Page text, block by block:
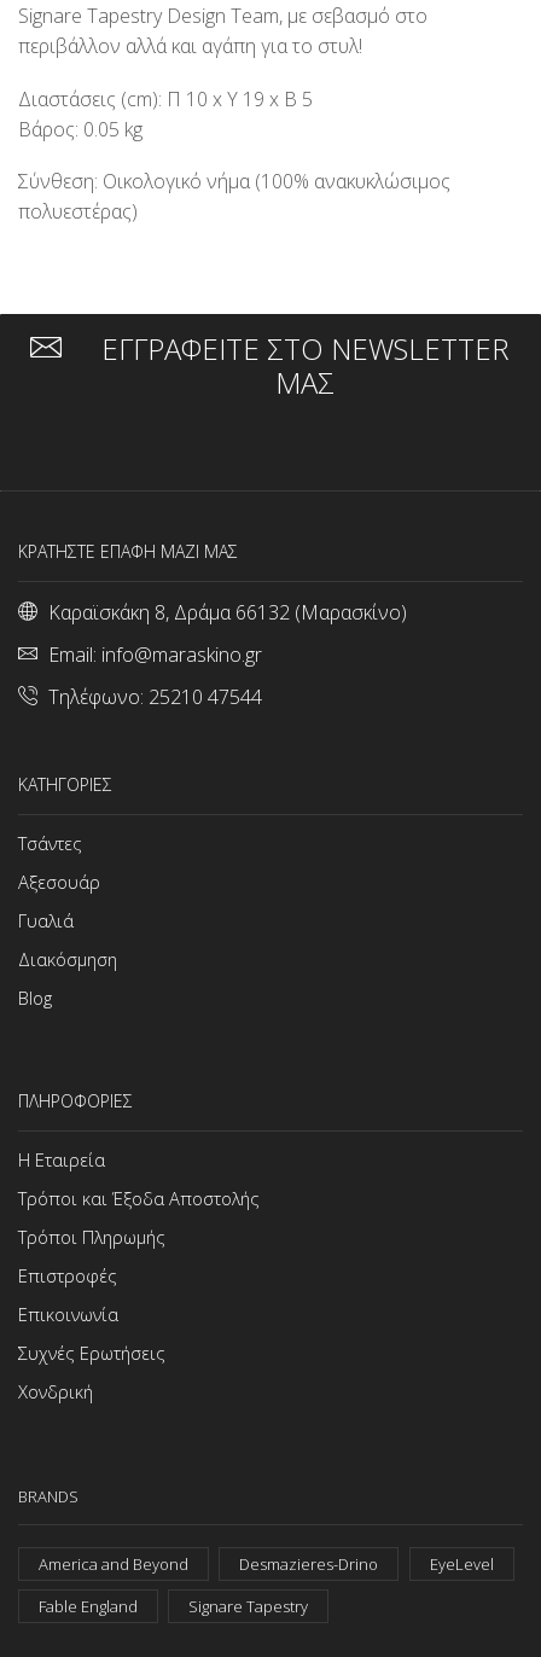
Signare Tapestry Design Team, με σεβασμό στο
περιβάλλον αλλά και αγάπη για το στυλ!
Διαστάσεις (cm): Π 10 x Υ 19 x Β 5
Βάρος: 0.05 kg
Σύνθεση: Οικολογικό νήμα (100% ανακυκλώσιμος
πολυεστέρας)
ΕΓΓΡΑΦΕΙΤΕ ΣΤΟ NEWSLETTER
ΜΑΣ
ΚΡΑΤΗΣΤΕ ΕΠΑΦΗ ΜΑΖΙ ΜΑΣ
Καραϊσκάκη 8, Δράμα 66132 (Μαρασκίνο)
Email: info@maraskino.gr
Τηλέφωνο: 25210 47544
ΚΑΤΗΓΟΡΙΕΣ
Τσάντες
Αξεσουάρ
Γυαλιά
Διακόσμηση
Blog
ΠΛΗΡΟΦΟΡΙΕΣ
Η Εταιρεία
Τρόποι και Έξοδα Αποστολής
Τρόποι Πληρωμής
Επιστροφές
Επικοινωνία
Συχνές Ερωτήσεις
Χονδρική
BRANDS
America and Beyond Desmazieres-Drino
EyeLevel
Fable England
Signare Tapestry